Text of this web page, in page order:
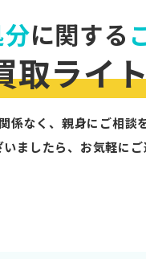
に関する
取ライ
係なく、親身にご相談
ましたら、お気軽にご